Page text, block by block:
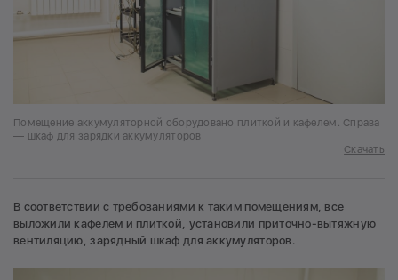
Помещение аккумуляторной оборудовано плиткой и кафелем. Справа
— шкаф для зарядки аккумуляторов
Скачать
В соответствии с требованиями к таким помещениям, все
выложили кафелем и плиткой, установили приточно-вытяжную
вентиляцию, зарядный шкаф для аккумуляторов.